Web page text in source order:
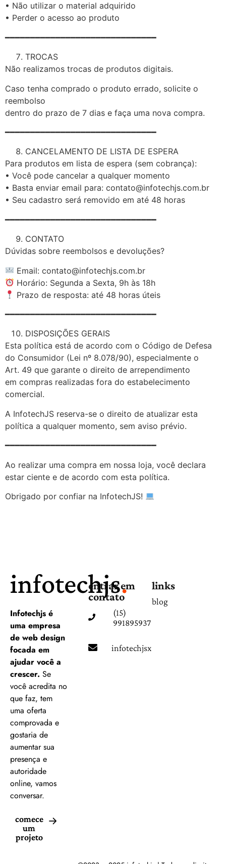
• Não utilizar o material adquirido
• Perder o acesso ao produto
━━━━━━━━━━━━━━━━━━━━━━━━━━━━━━
TROCAS
Não realizamos trocas de produtos digitais.
Caso tenha comprado o produto errado, solicite o
reembolso
dentro do prazo de 7 dias e faça uma nova compra.
━━━━━━━━━━━━━━━━━━━━━━━━━━━━━━
CANCELAMENTO DE LISTA DE ESPERA
Para produtos em lista de espera (sem cobrança):
• Você pode cancelar a qualquer momento
• Basta enviar email para: contato@infotechjs.com.br
• Seu cadastro será removido em até 48 horas
━━━━━━━━━━━━━━━━━━━━━━━━━━━━━━
CONTATO
Dúvidas sobre reembolsos e devoluções?
Email: contato@infotechjs.com.br
Horário: Segunda a Sexta, 9h às 18h
Prazo de resposta: até 48 horas úteis
━━━━━━━━━━━━━━━━━━━━━━━━━━━━━━
DISPOSIÇÕES GERAIS
Esta política está de acordo com o Código de Defesa
do Consumidor (Lei nº 8.078/90), especialmente o
Art. 49 que garante o direito de arrependimento
em compras realizadas fora do estabelecimento
comercial.
A InfotechJS reserva-se o direito de atualizar esta
política a qualquer momento, sem aviso prévio.
━━━━━━━━━━━━━━━━━━━━━━━━━━━━━━
Ao realizar uma compra em nossa loja, você declara
estar ciente e de acordo com esta política.
Obrigado por confiar na InfotechJS!
infotechjs.
Infotechjs é
uma empresa
de web design
focada em
ajudar você a
crescer. Se
você acredita no
que faz, tem
uma oferta
comprovada e
gostaria de
aumentar sua
presença e
autoridade
online, vamos
conversar.
comece
um
projeto
entrar em
contato
(15)
991895937
infotechjsx@gmail.com
links
blog